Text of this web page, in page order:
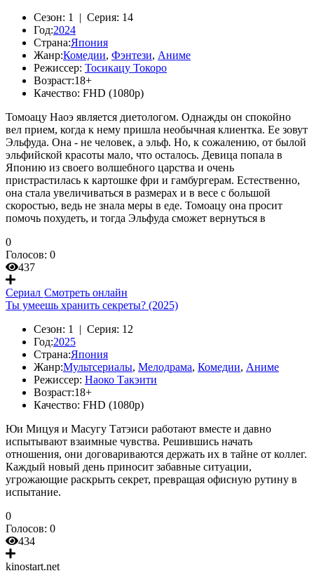
Сезон: 1 | Серия: 14
Год:2024
Страна:Япония
Жанр:Комедии, Фэнтези, Аниме
Режиссер: Тосикацу Токоро
Возраст:18+
Качество: FHD (1080p)
Томоацу Наоэ является диетологом. Однажды он спокойно
вел прием, когда к нему пришла необычная клиентка. Ее зовут
Эльфуда. Она - не человек, а эльф. Но, к сожалению, от былой
эльфийской красоты мало, что осталось. Девица попала в
Японию из своего волшебного царства и очень
пристрастилась к картошке фри и гамбургерам. Естественно,
она стала увеличиваться в размерах и в весе с большой
скоростью, ведь не знала меры в еде. Томоацу она просит
помочь похудеть, и тогда Эльфуда сможет вернуться в
0
Голосов: 0
437
Сериал Смотреть онлайн
Ты умеешь хранить секреты? (2025)
Сезон: 1 | Серия: 12
Год:2025
Страна:Япония
Жанр:Мультсериалы, Мелодрама, Комедии, Аниме
Режиссер: Наоко Такэити
Возраст:18+
Качество: FHD (1080p)
Юи Мицуя и Масугу Татэиси работают вместе и давно
испытывают взаимные чувства. Решившись начать
отношения, они договариваются держать их в тайне от коллег.
Каждый новый день приносит забавные ситуации,
угрожающие раскрыть секрет, превращая офисную рутину в
испытание.
0
Голосов: 0
434
kinostart.net